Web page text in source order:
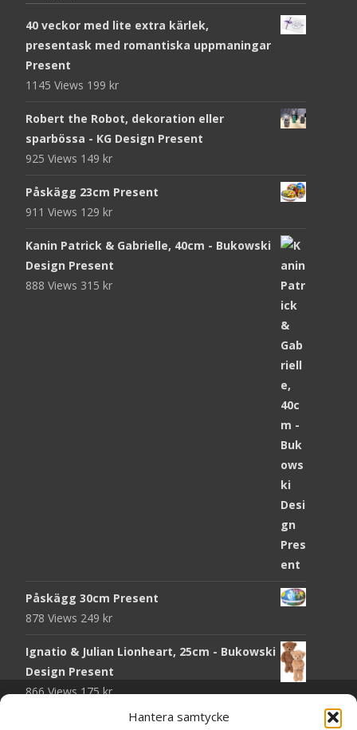
Hantera samtycke
40 veckor med lite extra kärlek,
presentask med romantiska uppmaningar
Present
1145 Views 199 kr
Robert the Robot, dekoration eller
sparbössa - KG Design Present
925 Views 149 kr
Påskägg 23cm Present
911 Views 129 kr
Kanin Patrick & Gabrielle, 40cm - Bukowski
Design Present
888 Views 315 kr
Påskägg 30cm Present
878 Views 249 kr
Ignatio & Julian Lionheart, 25cm - Bukowski
Design Present
866 Views175kr
Chokladmynt Påskmotiv Present